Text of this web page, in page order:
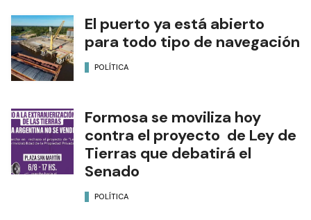
El puerto ya está abierto
para todo tipo de navegación
POLÍTICA
Formosa se moviliza hoy
contra el proyecto de Ley de
Tierras que debatirá el
Senado
POLÍTICA